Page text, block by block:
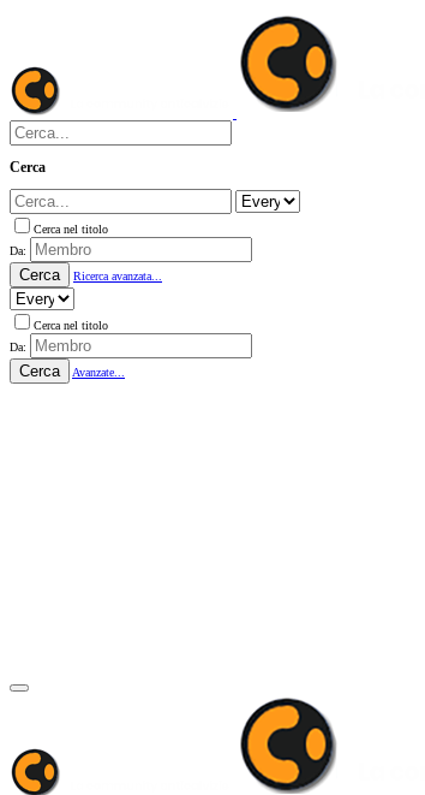
Cerca
Cerca nel titolo
Da:
Cerca Ricerca avanzata...
Cerca nel titolo
Da:
Cerca Avanzate...